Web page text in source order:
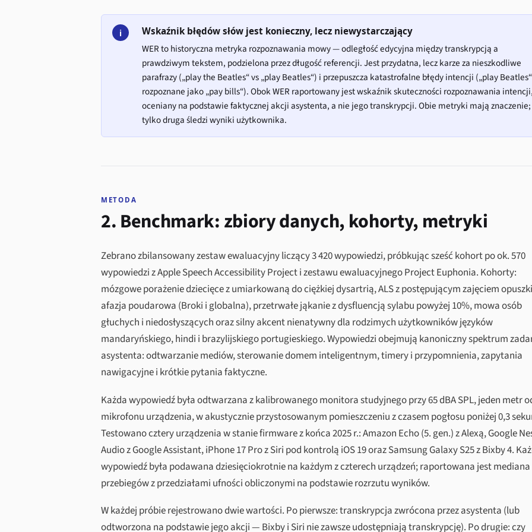
i Wskaźnik błędów słów jest konieczny, lecz niewystarczający
WER to historyczna metryka rozpoznawania mowy — odległość edycyjna między transkrypcją a
prawdziwym tekstem, podzielona przez długość referencji. Jest przydatna, lecz karze za nieszkodliwe
parafrazy („play the Beatles“ vs „play Beatles“) i przepuszcza katastrofalne błędy intencji („play Beatles“
rozpoznane jako „pay bills“). Obok WER raportowany jest wskaźnik skuteczności rozpoznawania
oceniany na podstawie faktycznej akcji asystenta, a nie jego transkrypcji. Obie metryki mają znaczenie;
tylko druga śledzi wyniki użytkownika.
METODA
2. Benchmark: zbiory danych, kohorty, metryki
Zebrano zbilansowany zestaw ewaluacyjny liczący 3 420 wypowiedzi, próbkując sześć kohort po ok. 570
wypowiedzi z Apple Speech Accessibility Project i zestawu ewaluacyjnego Project Euphonia. Kohorty:
mózgowe porażenie dziecięce z umiarkowaną do ciężkiej dysartrią, ALS z postępującym zajęciem
afazja poudarowa (Broki i globalna), przetrwałe jąkanie z dysfluencją sylabu powyżej 10%, mowa osób
głuchych i niedosłyszących oraz silny akcent nienatywny dla rodzimych użytkowników języków
mandaryńskiego, hindi i brazylijskiego portugieskiego. Wypowiedzi obejmują kanoniczny spektrum
asystenta: odtwarzanie mediów, sterowanie domem inteligentnym, timery i przypomnienia, zapytania
nawigacyjne i krótkie pytania faktyczne.
Każda wypowiedź była odtwarzana z kalibrowanego monitora studyjnego przy 65 dBA SPL, jeden metr
mikrofonu urządzenia, w akustycznie przystosowanym pomieszczeniu z czasem pogłosu poniżej 0,3
Testowano cztery urządzenia w stanie firmware z końca 2025 r.: Amazon Echo (5. gen.) z Alexą, Google
Audio z Google Assistant, iPhone 17 Pro z Siri pod kontrolą iOS 19 oraz Samsung Galaxy S25 z Bixby 4.
wypowiedź była podawana dziesięciokrotnie na każdym z czterech urządzeń; raportowana jest mediana
przebiegów z przedziałami ufności obliczonymi na podstawie rozrzutu wyników.
W każdej próbie rejestrowano dwie wartości. Po pierwsze: transkrypcja zwrócona przez asystenta (lub
odtworzona na podstawie jego akcji — Bixby i Siri nie zawsze udostępniają transkrypcję). Po drugie: czy